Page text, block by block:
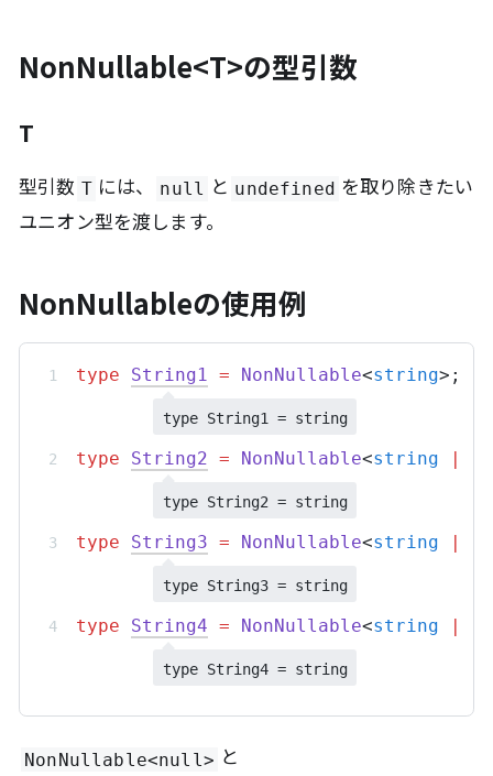
NonNullable<T>の型引数
T
型引数 T には、 null と undefined を取り除きたい
ユニオン型を渡します。
NonNullableの使用例
type String1 = NonNullable<string>;
type String1 = string
type String2 = NonNullable<string |
type String2 = string
type String3 = NonNullable<string |
type String3 = string
type String4 = NonNullable<string |
type String4 = string
NonNullable<null> と